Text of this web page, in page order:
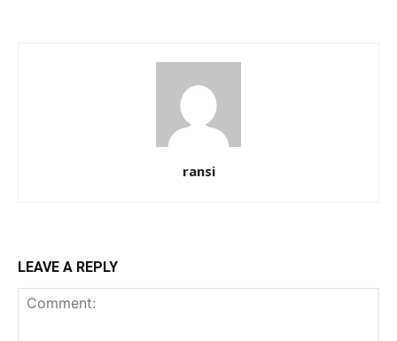
ransi
LEAVE A REPLY